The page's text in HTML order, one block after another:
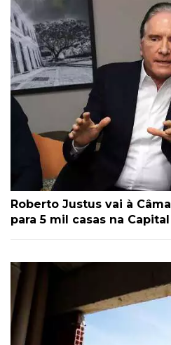
Roberto Justus vai à
para 5 mil casas na Capital